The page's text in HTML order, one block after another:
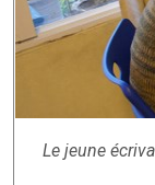
Le jeune